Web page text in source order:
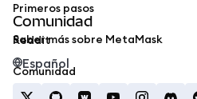
Primeros pasos
Saber más sobre MetaMask
Comunidad
Reddit
Comunidad
Español